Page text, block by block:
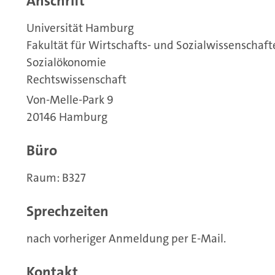
Universität Hamburg
Fakultät für Wirtschafts- und
Sozialökonomie
Rechtswissenschaft
Von-Melle-Park 9
20146 Hamburg
Büro
Raum: B327
Sprechzeiten
nach vorheriger Anmeldung per E-Mail.